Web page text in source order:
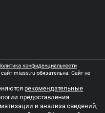
конфиденциальности
miass.ru обязательна. Сайт не
рекомендательные
предоставления
и анализа сведений,